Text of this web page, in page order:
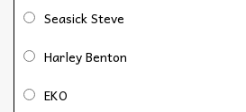
Seasick Steve
Harley Benton
EKO